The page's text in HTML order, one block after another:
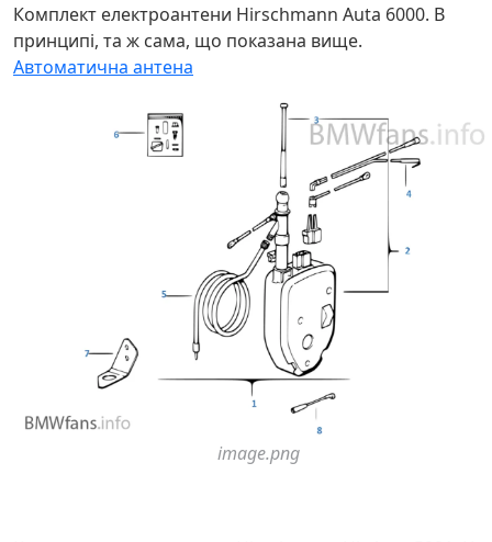
Комплект електроантени Hirschmann Auta 6000. В
принципі, та ж сама, що показана вище.
Автоматична антена
image.png